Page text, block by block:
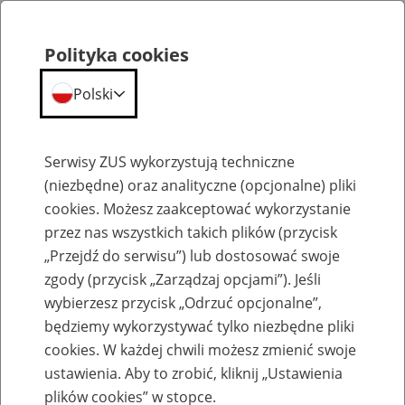
Emerytury, renty
Dodatki i legitymacje
Poniżej zamieszczone zostały aktualne formularze wniosków i
oświadczeń, których można używać w korespondencji formalnej z
Polityka cookies
Polski
Serwisy ZUS wykorzystują techniczne
(niezbędne) oraz analityczne (opcjonalne) pliki
cookies. Możesz zaakceptować wykorzystanie
przez nas wszystkich takich plików (przycisk
„Przejdź do serwisu”) lub dostosować swoje
zgody (przycisk „Zarządzaj opcjami”). Jeśli
wybierzesz przycisk „Odrzuć opcjonalne”,
będziemy wykorzystywać tylko niezbędne pliki
cookies. W każdej chwili możesz zmienić swoje
ustawienia. Aby to zrobić, kliknij „Ustawienia
plików cookies” w stopce.